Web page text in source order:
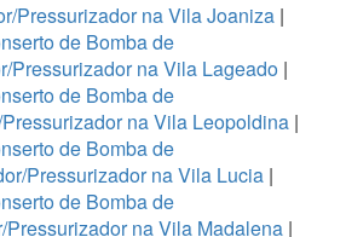
Pressurizador na Vila Joaniza|
de Bomba de
Pressurizador na Vila Lageado |
de Bomba de
na Vila Leopoldina|
de Bomba de
Pressurizador na Vila Lucia |
de Bomba de
na Vila Madalena |